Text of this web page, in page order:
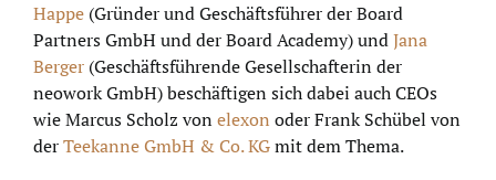
Happe(Gründer und Geschäftsführer der Board
Partners GmbH und der Board Academy) undJana
Berger(Geschäftsführende Gesellschafterin der
neowork GmbH) beschäftigen sich dabei auch CEOs
wie Marcus Scholz von elexon oder Frank Schübel von
derTeekanne GmbH & Co. KGmit dem Thema.